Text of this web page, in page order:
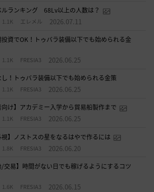
ルランキング 68Lv以上の人数は？
1.1K エレメル 2026.07.11
資でOK！トゥバラ装備以下でも始められる金
1.1K FRESIA3 2026.06.25
！トゥバラ装備以下でも始められる金策
1.1K FRESIA3 2026.06.25
向け】アカデミー入学から貿易船製作まで
1.1K FRESIA3 2026.06.25
視】ノストスの星をなるはやで作るには
1.8K FRESIA3 2026.06.20
/交易】時間がない日でも稼げるようにするコツ
1.6K FRESIA3 2026.06.15